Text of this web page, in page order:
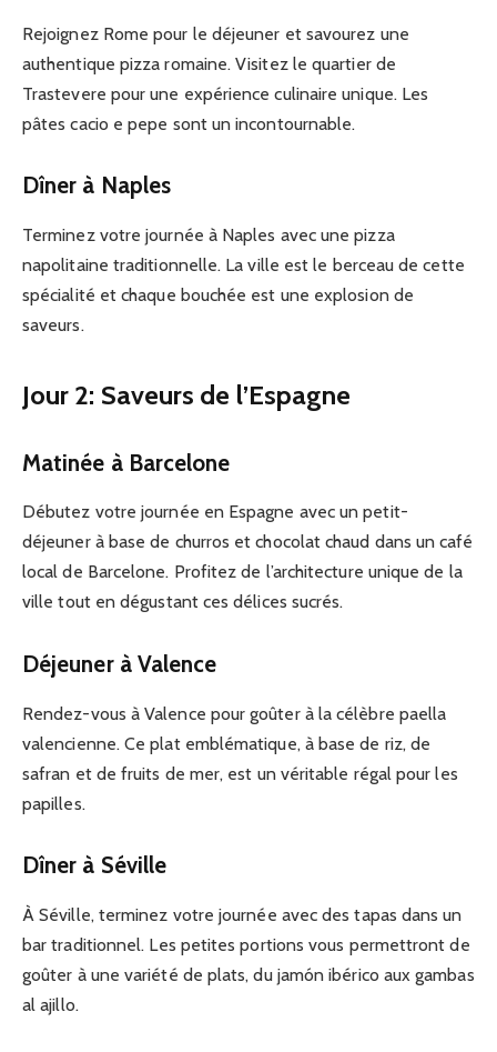
Rejoignez Rome pour le déjeuner et savourez une
authentique pizza romaine. Visitez le quartier de
Trastevere pour une expérience culinaire unique. Les
pâtes cacio e pepe sont un incontournable.
Dîner à Naples
Terminez votre journée à Naples avec une pizza
napolitaine traditionnelle. La ville est le berceau de cette
spécialité et chaque bouchée est une explosion de
saveurs.
Jour 2: Saveurs de l’Espagne
Matinée à Barcelone
Débutez votre journée en Espagne avec un petit-
déjeuner à base de churros et chocolat chaud dans un café
local de Barcelone. Profitez de l’architecture unique de la
ville tout en dégustant ces délices sucrés.
Déjeuner à Valence
Rendez-vous à Valence pour goûter à la célèbre paella
valencienne. Ce plat emblématique, à base de riz, de
safran et de fruits de mer, est un véritable régal pour les
papilles.
Dîner à Séville
À Séville, terminez votre journée avec des tapas dans un
bar traditionnel. Les petites portions vous permettront de
goûter à une variété de plats, du jamón ibérico aux gambas
al ajillo.